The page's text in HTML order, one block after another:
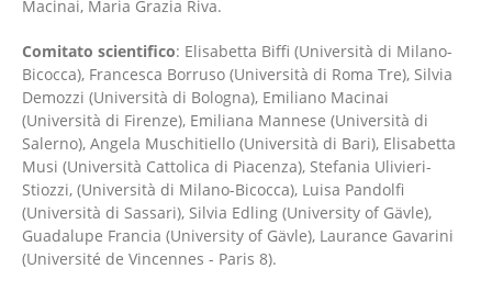
Macinai, Maria Grazia Riva.
Comitato scientifico: Elisabetta Biffi (Università di Milano-
Bicocca), Francesca Borruso (Università di Roma Tre), Silvia
Demozzi (Università di Bologna), Emiliano Macinai
(Università di Firenze), Emiliana Mannese (Università di
Salerno), Angela Muschitiello (Università di Bari), Elisabetta
Musi (Università Cattolica di Piacenza), Stefania Ulivieri-
Stiozzi, (Università di Milano-Bicocca), Luisa Pandolfi
(Università di Sassari), Silvia Edling (University of Gävle),
Guadalupe Francia (University of Gävle), Laurance Gavarini
(Université de Vincennes - Paris 8).